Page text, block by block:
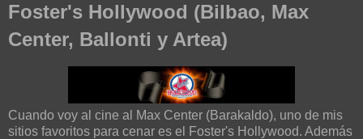
Foster's Hollywood (Bilbao, Max
Center, Ballonti y Artea)
Cuando voy al cine al Max Center (Barakaldo), uno de mis
sitios favoritos para cenar es el Foster's Hollywood. Además